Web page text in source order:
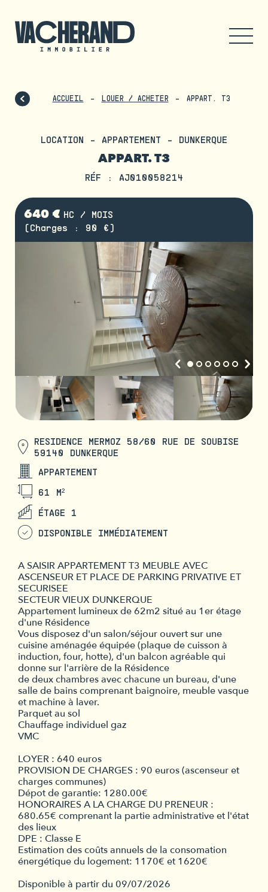
ACCUEIL LOUER / ACHETER APPART. T3
LOCATION - APPARTEMENT - DUNKERQUE
APPART. T3
RÉF : AJ010058214
640 € HC / MOIS
(Charges : 90 €)
RESIDENCE MERMOZ 58/60 RUE DE SOUBISE
59140 DUNKERQUE
APPARTEMENT
61 M²
ÉTAGE 1
DISPONIBLE IMMÉDIATEMENT
A SAISIR APPARTEMENT T3 MEUBLE AVEC
ASCENSEUR ET PLACE DE PARKING PRIVATIVE ET
SECURISEE
SECTEUR VIEUX DUNKERQUE
Appartement lumineux de 62m2 situé au 1er étage
d'une Résidence
Vous disposez d'un salon/séjour ouvert sur une
cuisine aménagée équipée (plaque de cuisson à
induction, four, hotte), d'un balcon agréable qui
donne sur l'arrière de la Résidence
de deux chambres avec chacune un bureau, d'une
salle de bains comprenant baignoire, meuble vasque
et machine à laver.
Parquet au sol
Chauffage individuel gaz
VMC
LOYER : 640 euros
PROVISION DE CHARGES : 90 euros (ascenseur et
charges communes)
Dépot de garantie: 1280.00€
HONORAIRES A LA CHARGE DU PRENEUR :
680.65€ comprenant la partie administrative et l'état
des lieux
DPE : Classe E
Estimation des coûts annuels de la consomation
énergétique du logement: 1170€ et 1620€
Disponible à partir du 09/07/2026